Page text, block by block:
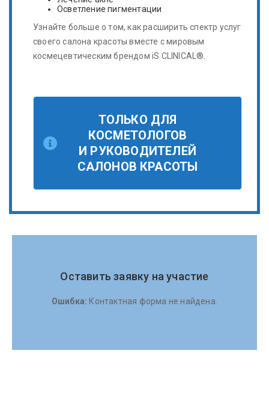
Осветление пигментации
Узнайте больше о том, как расширить спектр услуг
своего салона красоты вместе с мировым
космецевтическим брендом iS CLINICAL®.
ТОЛЬКО ДЛЯ
КОСМЕТОЛОГОВ
И РУКОВОДИТЕЛЕЙ
САЛОНОВ КРАСОТЫ
Оставить заявку на участие
Ошибка: Контактная форма не найдена.